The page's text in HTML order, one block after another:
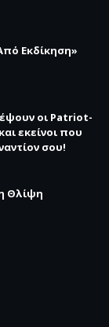
Εκδίκηση»
οι Patriot-
εκείνοι που
σου!
Θλίψη